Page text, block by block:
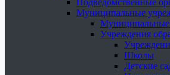
Подведомственные
Муниципальные
Муниципальные
Учреждения
Школы
Детские